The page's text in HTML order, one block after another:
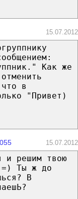
15.07.2012
Как же
в
"Привет)
15.07.2012
и решим твою
=) Ты ж до
В